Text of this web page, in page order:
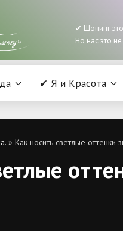
✔ Шопинг
Но нас это
✔ Я и Красота
» Как носить светлые